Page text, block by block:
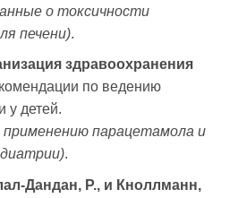
о токсичности
печени).
здравоохранения
по ведению
у детей.
применению парацетамола и
.
Дандан, Р., и Кноллманн,